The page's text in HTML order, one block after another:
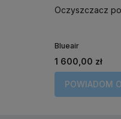
Oczyszczacz
Blueair
1 600,00 zł
POWIADOM